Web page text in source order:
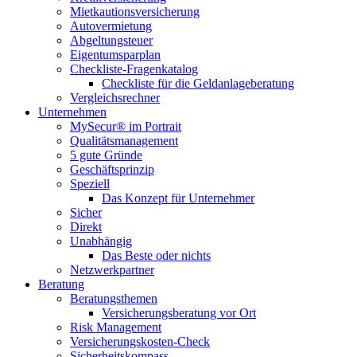
Mietkautionsversicherung
Autovermietung
Abgeltungsteuer
Eigentumsparplan
Checkliste-Fragenkatalog
Checkliste für die Geldanlageberatung
Vergleichsrechner
Unternehmen
MySecur® im Portrait
Qualitätsmanagement
5 gute Gründe
Geschäftsprinzip
Speziell
Das Konzept für Unternehmer
Sicher
Direkt
Unabhängig
Das Beste oder nichts
Netzwerkpartner
Beratung
Beratungsthemen
Versicherungsberatung vor Ort
Risk Management
Versicherungskosten-Check